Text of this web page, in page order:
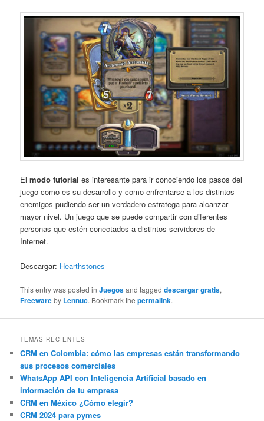
Elmodo tutorial es interesante para ir conociendo los pasos del
juego como es su desarrollo y como enfrentarse a los distintos
enemigos pudiendo ser un verdadero estratega para alcanzar
mayor nivel. Un juego que se puede compartir con diferentes
personas que estén conectados a distintos servidores de
Internet.
Descargar: Hearthstones
This entry was posted inJuegosand taggeddescargar gratis,
Freewareby Lennuc. Bookmark thepermalink.
TEMAS RECIENTES
CRM en Colombia: cómo las empresas están transformando
sus procesos comerciales
WhatsApp API con Inteligencia Artificial basado en
información de tu empresa
CRM en México ¿Cómo elegir?
CRM 2024 para pymes